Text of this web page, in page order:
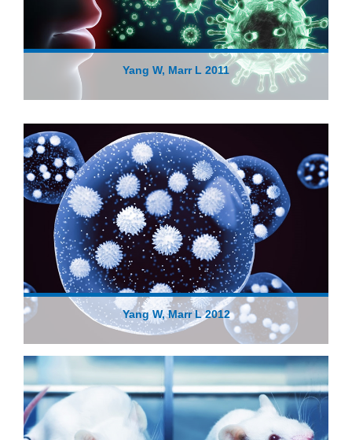
Yang W, Marr L 2011
Yang W, Marr L 2012